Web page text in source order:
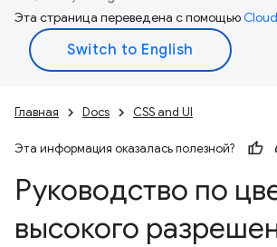
Эта страница переведена с помощью
Главная Docs CSS and UI
Эта информация оказалась полезной?
Руководство по
высокого